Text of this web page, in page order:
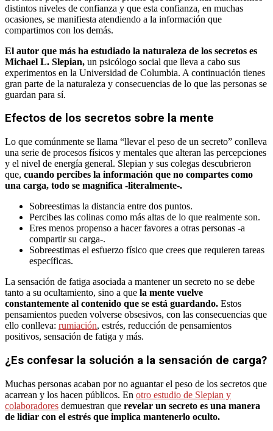
distintos niveles de confianza y que esta confianza, en muchas
ocasiones, se manifiesta atendiendo a la información que
compartimos con los demás.
El autor que más ha estudiado la naturaleza de los secretos es
Michael L. Slepian, un psicólogo social que lleva a cabo sus
experimentos en la Universidad de Columbia. A continuación tienes
gran parte de la naturaleza y consecuencias de lo que las personas se
guardan para sí.
Efectos de los secretos sobre la mente
Lo que comúnmente se llama “llevar el peso de un secreto” conlleva
una serie de procesos físicos y mentales que alteran las percepciones
y el nivel de energía general. Slepian y sus colegas descubrieron
que, cuando percibes la información que no compartes como
una carga, todo se magnifica -literalmente-.
Sobreestimas la distancia entre dos puntos.
Percibes las colinas como más altas de lo que realmente son.
Eres menos propenso a hacer favores a otras personas -a
compartir su carga-.
Sobreestimas el esfuerzo físico que crees que requieren tareas
específicas.
La sensación de fatiga asociada a mantener un secreto no se debe
tanto a su ocultamiento, sino a que la mente vuelve
constantemente al contenido que se está guardando. Estos
pensamientos pueden volverse obsesivos, con las consecuencias que
ello conlleva: rumiación, estrés, reducción de pensamientos
positivos, sensación de fatiga y más.
¿Es confesar la solución a la sensación de carga?
Muchas personas acaban por no aguantar el peso de los secretos que
acarrean y los hacen públicos. En otro estudio de Slepian y
colaboradores demuestran que revelar un secreto es una manera
de lidiar con el estrés que implica mantenerlo oculto.